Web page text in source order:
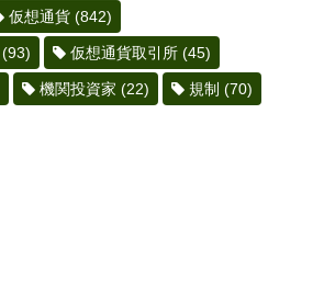
仮想通貨 (842)
(93) 仮想通貨取引所 (45)
機関投資家 (22) 規制 (70)